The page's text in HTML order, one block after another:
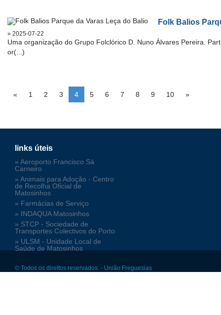
Folk Balios
» 2025-07-22
Uma organização do Grupo Folclórico D. Nuno Álvares Pereira.
or(...)
« 1 2 3 4 5 6 7 8 9 10 »
links úteis
» Aeroporto Francisco Sá
Carneiro
» Animais para Adoção - Centro
de Recolha Oficial de
Matosinhos
» Farmácias de Serviço
» INDAQUA Matosinhos
» STCP - Sociedade de
Transportes Colectivos do Porto
» ULSM - Unidade Local de
Saúde de Matosinhos
© Todos os direitos reservados. - União Freguesias